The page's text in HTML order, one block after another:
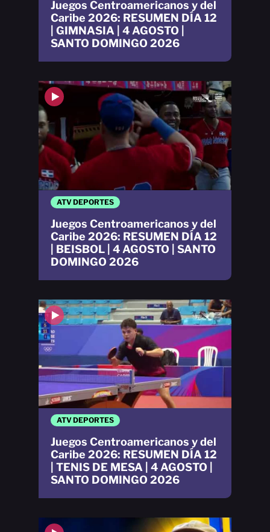
ATV DEPORTES
Juegos Centroamericanos y del
Caribe 2026: RESUMEN DÍA 12
| TENIS DE MESA | 4 AGOSTO |
SANTO DOMINGO 2026
ATV DEPORTES
Juegos Centroamericanos y del
Caribe 2026: RESUMEN DÍA 12
| BEISBOL | 4 AGOSTO | SANTO
DOMINGO 2026
Juegos Centroamericanos y del
Caribe 2026: RESUMEN DÍA 12
| GIMNASIA | 4 AGOSTO |
SANTO DOMINGO 2026